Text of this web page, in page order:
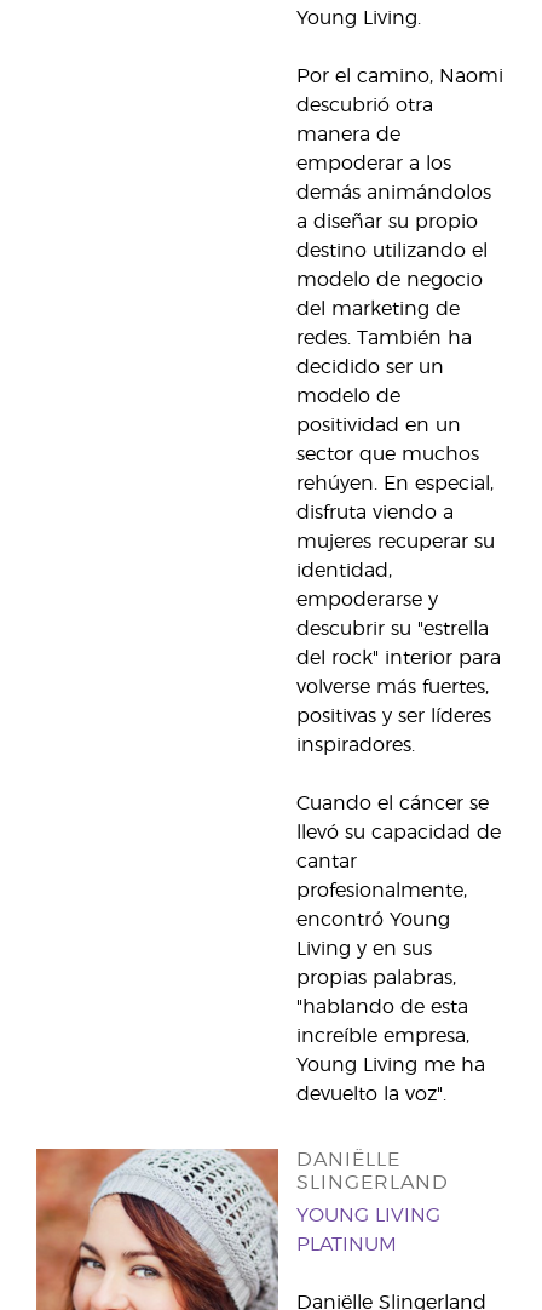
Young Living.
Por el camino, Naomi
descubrió otra
manera de
empoderar a los
demás animándolos
a diseñar su propio
destino utilizando el
modelo de negocio
del marketing de
redes. También ha
decidido ser un
modelo de
positividad en un
sector que muchos
rehúyen. En especial,
disfruta viendo a
mujeres recuperar su
identidad,
empoderarse y
descubrir su "estrella
del rock" interior para
volverse más fuertes,
positivas y ser líderes
inspiradores.
Cuando el cáncer se
llevó su capacidad de
cantar
profesionalmente,
encontró Young
Living y en sus
propias palabras,
"hablando de esta
increíble empresa,
Young Living me ha
devuelto la voz".
DANIËLLE
SLINGERLAND
YOUNG LIVING
PLATINUM
Daniëlle Slingerland